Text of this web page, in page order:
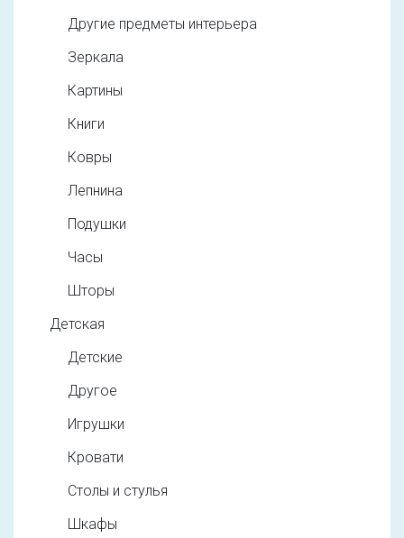
Другие предметы интерьера
Зеркала
Картины
Книги
Ковры
Лепнина
Подушки
Часы
Шторы
Детская
Детские
Другое
Игрушки
Кровати
Столы и стулья
Шкафы